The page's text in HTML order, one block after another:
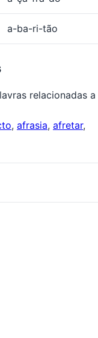
a-ba-ri-tão
relacionadas a
, afrasia, afretar,